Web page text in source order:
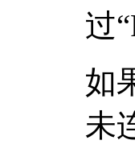
过
如
未